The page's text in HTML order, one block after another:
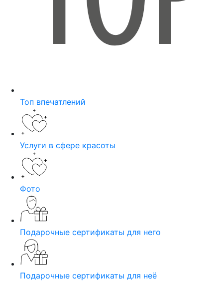
Топ впечатлений
Услуги в сфере красоты
Фото
Подарочные сертификаты для него
Подарочные сертификаты для неё